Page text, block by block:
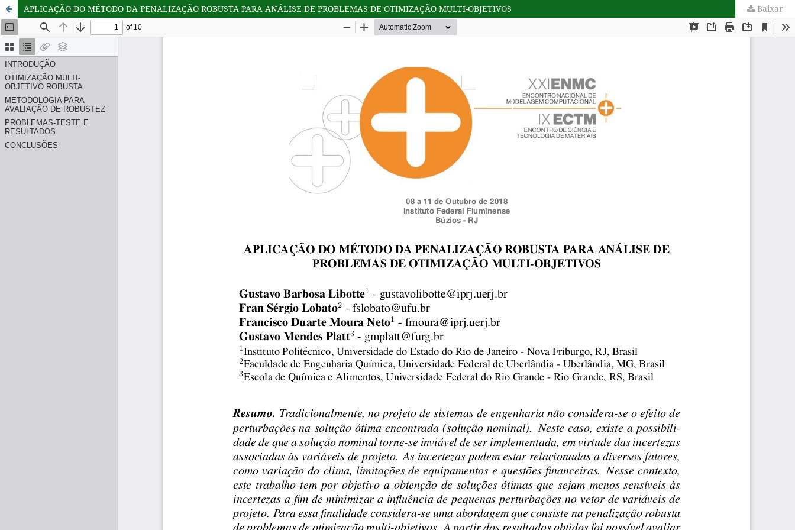
APLICAÇÃO DO MÉTODO DA PENALIZAÇÃO ROBUSTA PARA ANÁLISE DE PROBLEMAS DE OTIMIZAÇÃO MULTI-OBJETIVOS Baixar